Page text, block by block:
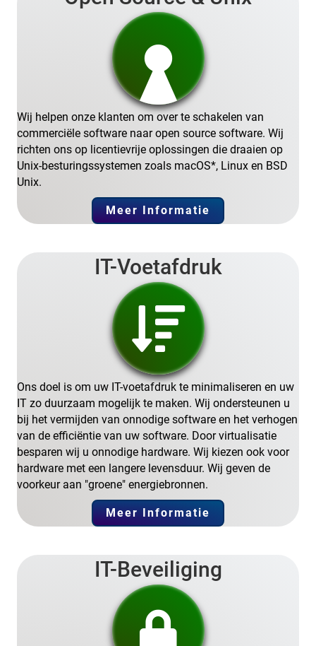
Wij helpen onze klanten om over te schakelen van
commerciële software naar open source software. Wij
richten ons op licentievrije oplossingen die draaien op
Unix-besturingssystemen zoals macOS*, Linux en BSD
Unix.
Meer Informatie
IT-Voetafdruk
Ons doel is om uw IT-voetafdruk te minimaliseren en uw
IT zo duurzaam mogelijk te maken. Wij ondersteunen u
bij het vermijden van onnodige software en het verhogen
van de efficiëntie van uw software. Door virtualisatie
besparen wij u onnodige hardware. Wij kiezen ook voor
hardware met een langere levensduur. Wij geven de
voorkeur aan "groene" energiebronnen.
Meer Informatie
IT-Beveiliging